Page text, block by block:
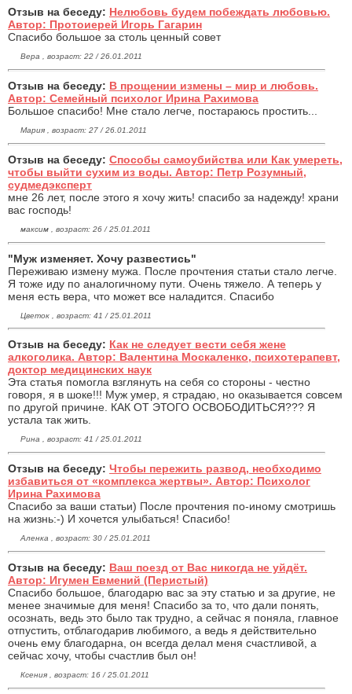
Отзыв на беседу: Нелюбовь будем побеждать любовью.
Автор: Протоиерей Игорь Гагарин
Спасибо большое за столь ценный совет
Вера , возраст: 22 / 26.01.2011
Отзыв на беседу: В прощении измены – мир и любовь.
Автор: Семейный психолог Ирина Рахимова
Большое спасибо! Мне стало легче, постараюсь простить...
Мария , возраст: 27 / 26.01.2011
Отзыв на беседу: Способы самоубийства или Как умереть,
чтобы выйти сухим из воды. Автор: Петр Розумный,
судмедэксперт
мне 26 лет, после этого я хочу жить! спасибо за надежду! храни
вас господь!
максим , возраст: 26 / 25.01.2011
"Муж изменяет. Хочу развестись"
Переживаю измену мужа. После прочтения статьи стало легче.
Я тоже иду по аналогичному пути. Очень тяжело. А теперь у
меня есть вера, что может все наладится. Спасибо
Цветок , возраст: 41 / 25.01.2011
Отзыв на беседу: Как не следует вести себя жене
алкоголика. Автор: Валентина Москаленко, психотерапевт,
доктор медицинских наук
Эта статья помогла взглянуть на себя со стороны - честно
говоря, я в шоке!!! Муж умер, я страдаю, но оказывается совсем
по другой причине. КАК ОТ ЭТОГО ОСВОБОДИТЬСЯ??? Я
устала так жить.
Рина , возраст: 41 / 25.01.2011
Отзыв на беседу: Чтобы пережить развод, необходимо
избавиться от «комплекса жертвы». Автор: Психолог
Ирина Рахимова
Спасибо за ваши статьи) После прочтения по-иному смотришь
на жизнь:-) И хочется улыбаться! Спасибо!
Аленка , возраст: 30 / 25.01.2011
Отзыв на беседу: Ваш поезд от Вас никогда не уйдёт.
Автор: Игумен Евмений (Перистый)
Спасибо большое, благодарю вас за эту статью и за другие, не
менее значимые для меня! Спасибо за то, что дали понять,
осознать, ведь это было так трудно, а сейчас я поняла, главное
отпустить, отблагодарив любимого, а ведь я действительно
очень ему благодарна, он всегда делал меня счастливой, а
сейчас хочу, чтобы счастлив был он!
Ксения , возраст: 16 / 25.01.2011